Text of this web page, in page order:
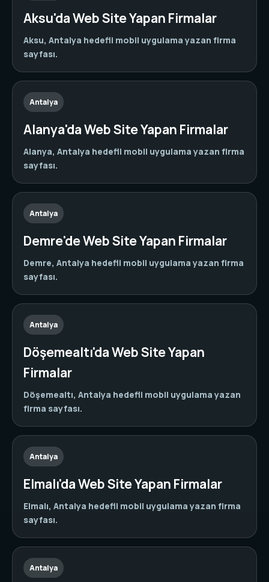
Aksu'da Web Site Yapan Firmalar
Aksu, Antalya hedefli mobil uygulama yazan firma
sayfası.
Antalya
Alanya'da Web Site Yapan Firmalar
Alanya, Antalya hedefli mobil uygulama yazan firma
sayfası.
Antalya
Demre'de Web Site Yapan Firmalar
Demre, Antalya hedefli mobil uygulama yazan firma
sayfası.
Antalya
Döşemealtı'da Web Site Yapan
Firmalar
Döşemealtı, Antalya hedefli mobil uygulama yazan
firma sayfası.
Antalya
Elmalı'da Web Site Yapan Firmalar
Elmalı, Antalya hedefli mobil uygulama yazan firma
sayfası.
Antalya